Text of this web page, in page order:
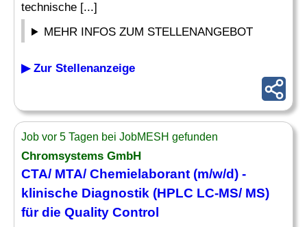
technische [...]
MEHR INFOS ZUM STELLENANGEBOT
▶ Zur Stellenanzeige
Job vor 5 Tagen bei JobMESH gefunden
Chromsystems GmbH
CTA/ MTA/ Chemielaborant (m/w/d) -
klinische Diagnostik (HPLC LC-MS/ MS)
für die Quality Control